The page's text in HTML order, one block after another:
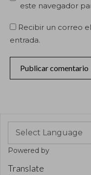
este navegador
Recibir un correo
entrada.
Powered by
Translate